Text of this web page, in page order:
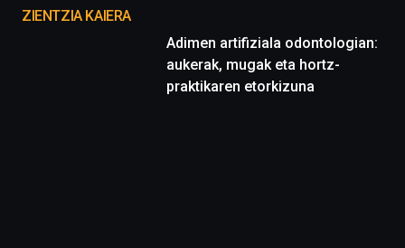
proyectos
ZIENTZIA KAIERA
Adimen artifiziala odontologian:
aukerak, mugak eta hortz-
praktikaren etorkizuna